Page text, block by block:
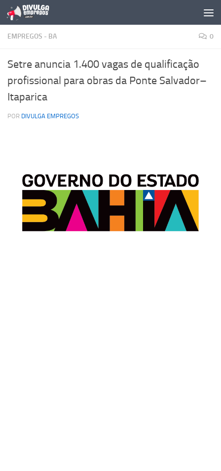
Skip to content
EMPREGOS - BA 0
Setre anuncia 1.400 vagas de qualificação
profissional para obras da Ponte Salvador–
Itaparica
POR DIVULGA EMPREGOS